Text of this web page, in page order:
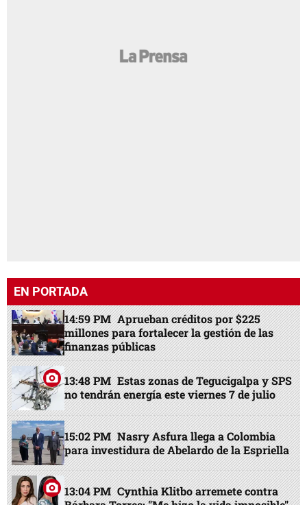
EN PORTADA
14:59 PM Aprueban créditos por $225
millones para fortalecer la gestión de las
finanzas públicas
13:48 PM Estas zonas de Tegucigalpa y SPS
no tendrán energía este viernes 7 de julio
15:02 PM Nasry Asfura llega a Colombia
para investidura de Abelardo de la Espriella
13:04 PM Cynthia Klitbo arremete contra